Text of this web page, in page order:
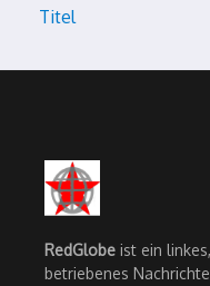
Titel
RedGlobe ist ein
betriebenes